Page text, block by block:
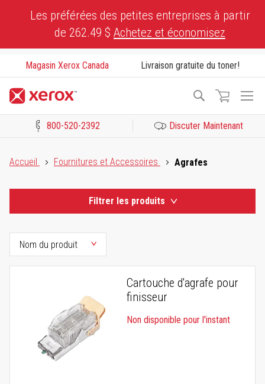
Les préférées des petites entreprises à partir
de 262.49 $ Achetez et économisez
Magasin Xerox Canada Livraison gratuite du toner!
Recherche
800-520-2392 Discuter Maintenant
Accueil
Fournitures et Accessoires Agrafes
Filtrer les produits
Cartouche d'agrafe pour
finisseur
Non disponible pour l'instant